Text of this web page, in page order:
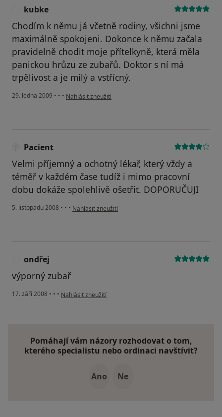
kubke
Chodím k němu já včetně rodiny, všichni jsme
maximálně spokojeni. Dokonce k němu začala
pravidelně chodit moje přítelkyně, která měla
panickou hrůzu ze zubařů. Doktor s ní má
trpělivost a je milý a vstřícný.
29. ledna 2009 • • • podle názoru uživatele kubke
Nahlásit zneužití
Pacient
Velmi příjemný a ochotný lékař, který vždy a
téměř v každém čase tudíž i mimo pracovní
dobu dokáže spolehlivě ošetřit. DOPORUČUJI
5. listopadu 2008 • • • podle názoru uživatele Pacient
Nahlásit zneužití
ondřej
výporný zubař
17. září 2008 • • • podle názoru uživatele ondřej
Nahlásit zneužití
Pomáhají vám názory rozhodovat o tom,
kterého specialistu nebo ordinaci navštívit?
Ano Ne